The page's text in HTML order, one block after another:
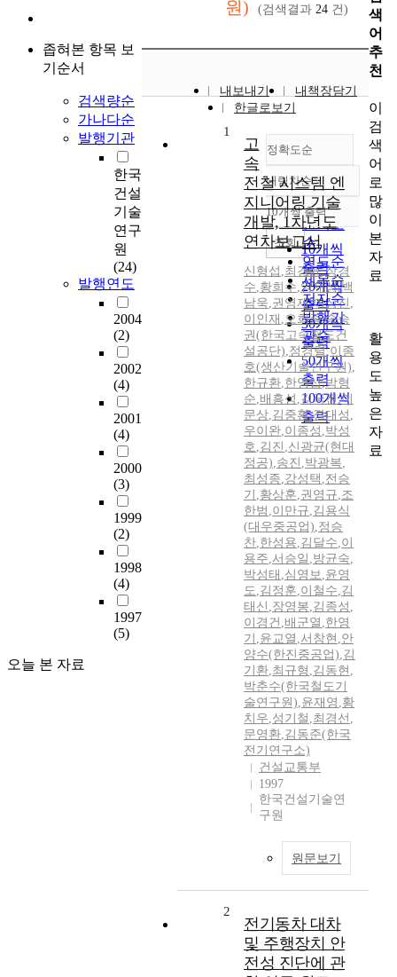
좁혀본 항목 보
기순서
검색량순
가나다순
발행기관
한국
건설
기술
연구
원
(24)
발행연도
2004
(2)
2002
(4)
2001
(4)
2000
(3)
1999
(2)
1998
(4)
1997
(5)
오늘 본 자료
원)
(검색결과 24 건)
내보내기
내책장담기
한글로보기
정확도순
정확도
순
인기도
순
연도순
제목순
저자순
발행기
관순
내림차순
내림차순
10개씩 출력
10개씩
출력
20개씩
출력
30개씩
출력
50개씩
출력
100개씩
출력
조회
1
고
속
전철 시스템 엔
지니어링 기술
개발, 1차년도
연차보고서
신형섭 ,최강윤,장경
수,황희수,양재성,백
남욱,권영재,이상진 ,
이인재 ,오희종,송승
권(한국고속철도건
설공단),정경렬,이종
호(생산기술연구원),
한규환,한영섭,박형
순,배흥성 ,김국진,이
문상,김중환,장대성 ,
우이완,이종성 ,박성
호,김진 ,신광균(현대
정공),송진 ,박광복,
최성종,강성택 ,전승
기 ,황상훈,권영규,조
한범 ,이만규,김용식
(대우중공업),정승
찬,한성용,김달수,이
용주,서승일 ,방균숙,
박성태 ,심영보,윤영
도,김정훈,이철수,김
태신 ,장영봉,김종성 ,
이경건 ,배군열 ,한영
기 ,윤교열 ,서창현 ,안
양수(한진중공업),김
기환,최규형 ,김동현 ,
박춘수(한국철도기
술연구원),윤재영 ,황
치우,성기철 ,최경선 ,
문영환,김동준(한국
전기연구소)
건설교통부
1997
한국건설기술연
구원
원문보기
2
전기동차 대차
및 주행장치 안
전성 진단에 관
색
어
추
천
이
검
색
어
로
많
이
본
자
료
활
용
도
높
은
자
료